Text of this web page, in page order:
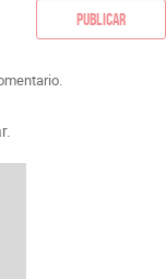
Publicar